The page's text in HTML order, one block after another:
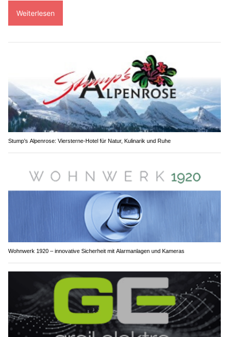
Weiterlesen
Stump’s Alpenrose: Viersterne-Hotel für Natur, Kulinarik und Ruhe
Wohnwerk 1920 – innovative Sicherheit mit Alarmanlagen und Kameras